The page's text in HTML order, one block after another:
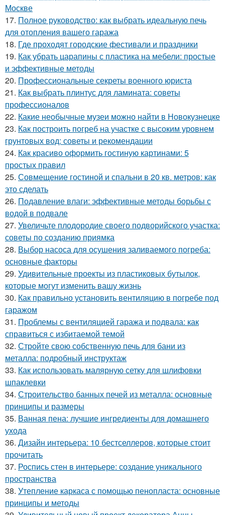
Москве
17. Полное руководство: как выбрать идеальную печь
для отопления вашего гаража
18. Где проходят городские фестивали и праздники
19. Как убрать царапины с пластика на мебели: простые
и эффективные методы
20. Профессиональные секреты военного юриста
21. Как выбрать плинтус для ламината: советы
профессионалов
22. Какие необычные музеи можно найти в Новокузнецке
23. Как построить погреб на участке с высоким уровнем
грунтовых вод: советы и рекомендации
24. Как красиво оформить гостиную картинами: 5
простых правил
25. Совмещение гостиной и спальни в 20 кв. метров: как
это сделать
26. Подавление влаги: эффективные методы борьбы с
водой в подвале
27. Увеличьте плодородие своего подворийского участка:
советы по созданию приямка
28. Выбор насоса для осушения заливаемого погреба:
основные факторы
29. Удивительные проекты из пластиковых бутылок,
которые могут изменить вашу жизнь
30. Как правильно установить вентиляцию в погребе под
гаражом
31. Проблемы с вентиляцией гаража и подвала: как
справиться с избитаемой темой
32. Стройте свою собственную печь для бани из
металла: подробный инструктаж
33. Как использовать малярную сетку для шлифовки
шпаклевки
34. Строительство банных печей из металла: основные
принципы и размеры
35. Ванная пена: лучшие ингредиенты для домашнего
ухода
36. Дизайн интерьера: 10 бестселлеров, которые стоит
прочитать
37. Роспись стен в интерьере: создание уникального
пространства
38. Утепление каркаса с помощью пенопласта: основные
принципы и методы